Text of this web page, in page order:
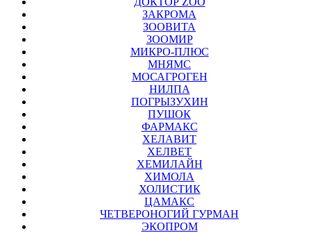
ЗАКРОМА
ЗООВИТА
ЗООМИР
МИКРО-ПЛЮС
МНЯМС
МОСАГРОГЕН
НИЛПА
ПОГРЫЗУХИН
ПУШОК
ФАРМАКС
ХЕЛАВИТ
ХЕЛВЕТ
ХЕМИЛАЙН
ХИМОЛА
ХОЛИСТИК
ЦАМАКС
ЧЕТВЕРОНОГИЙ ГУРМАН
ЭКОПРОМ